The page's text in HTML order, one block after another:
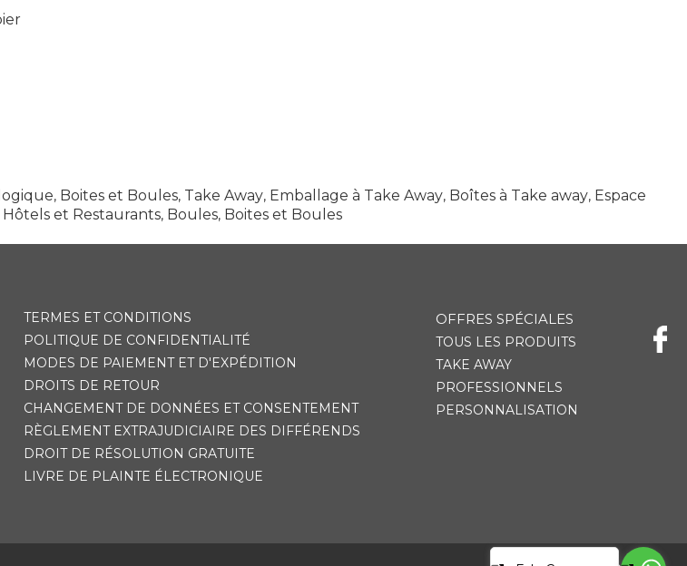
, Boites et Boules, Take Away, Emballage à Take Away, Boîtes à Take away, Espace
Hôtels et Restaurants, Boules, Boites et Boules
TERMES ET CONDITIONS
POLITIQUE DE CONFIDENTIALITÉ
MODES DE PAIEMENT ET D'EXPÉDITION
DROITS DE RETOUR
CHANGEMENT DE DONNÉES ET CONSENTEMENT
RÈGLEMENT EXTRAJUDICIAIRE DES DIFFÉRENDS
DROIT DE RÉSOLUTION GRATUITE
LIVRE DE PLAINTE ÉLECTRONIQUE
OFFRES SPÉCIALES
TOUS LES PRODUITS
TAKE AWAY
PROFESSIONNELS
PERSONNALISATION